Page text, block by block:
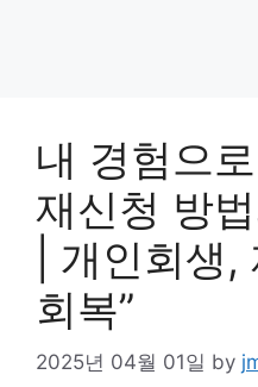
내 경험으
재신청 방
| 개인회생
회복”
2025년 04월 01일 by